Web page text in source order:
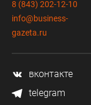
8 (843) 202-12-10
info@business-
gazeta.ru
вконтакте
telegram